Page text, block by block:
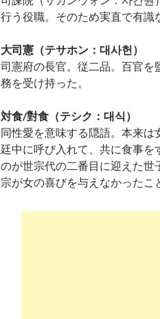
行う役職。そのため実直で有識
大司憲（テサホン：대사헌）
司憲府の長官。従二品。百官を
務を受け持った。
対食/對食（テシク：대식）
同性愛を意味する隠語。本来
廷中に呼び入れて、共に食事を
のが世宗代の二番目に迎えた世
宗が女の喜びを与えなかったこ